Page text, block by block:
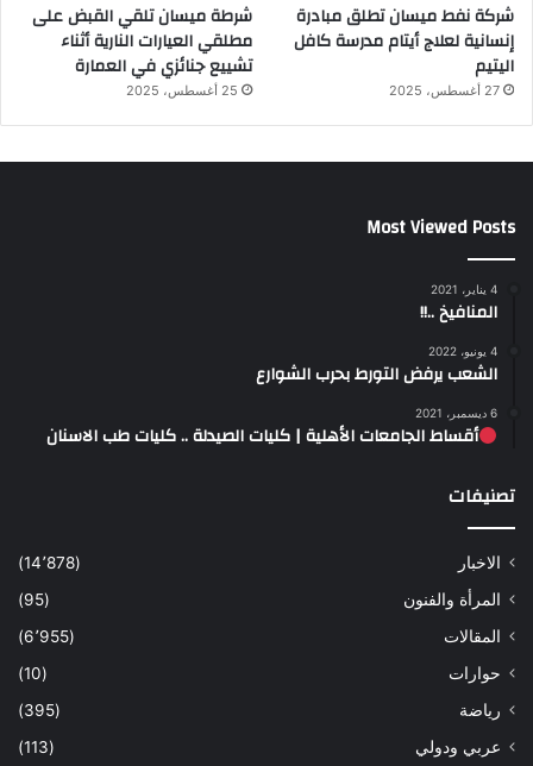
شركة نفط ميسان تطلق مبادرة
إنسانية لعلاج أيتام مدرسة كافل
اليتيم
27 أغسطس، 2025
شرطة ميسان تلقي القبض على
مطلقي العيارات النارية أثناء
تشييع جنائزي في العمارة
25 أغسطس، 2025
Most Viewed Posts
4 يناير، 2021
المنافيخ ..!!
4 يونيو، 2022
الشعب يرفض التورط بحرب الشوارع
6 ديسمبر، 2021
أقساط الجامعات الأهلية | كليات الصيدلة .. كليات طب الاسنان
تصنيفات
الاخبار
(14٬878)
المرأة والفنون
(95)
المقالات
(6٬955)
حوارات
(10)
رياضة
(395)
عربي ودولي
(113)